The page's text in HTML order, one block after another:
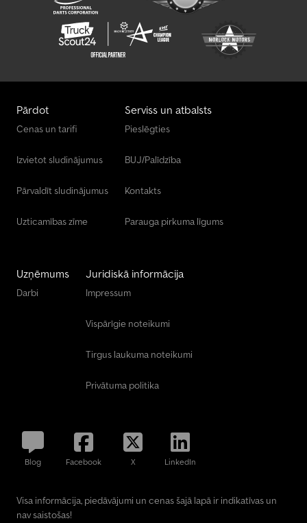
Pārdot
Cenas un tarifi
Izvietot sludinājumus
Pārvaldīt sludinājumus
Uzticamības zīme
Serviss un atbalsts
Pieslēgties
BUJ/Palīdzība
Kontakts
Parauga pirkuma līgums
Uzņēmums
Darbi
Juridiskā informācija
Impressum
Vispārīgie noteikumi
Tirgus laukuma noteikumi
Privātuma politika
Blog Facebook X LinkedIn
Visa informācija, piedāvājumi un cenas šajā lapā ir indikatīvas un
nav saistošas!